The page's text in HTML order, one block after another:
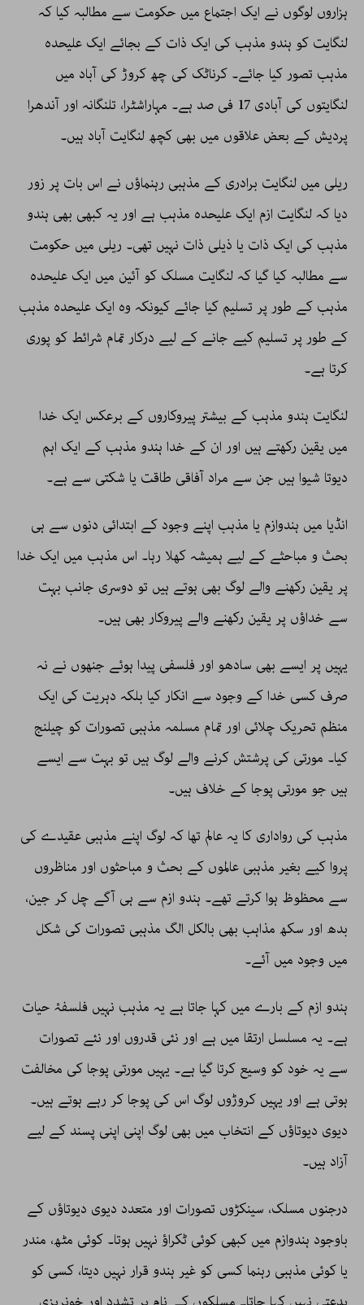
ہزاروں لوگوں نے ایک اجتماع میں حکومت سے مطالبہ کیا کہ
لنگایت کو ہندو مذہب کی ایک ذات کے بجائے ایک علیحدہ
مذہب تصور کیا جائے۔ کرناٹک کی چھ کروڑ کی آباد میں
لنگایتوں کی آبادی 17 فی صد ہے۔ مہاراشٹرا، تلنگانہ اور آندھرا
پردیش کے بعض علاقوں میں بھی کچھ لنگایت آباد ہیں۔
ریلی میں لنگایت برادری کے مذہبی رہنماؤں نے اس بات پر زور
دیا کہ لنگایت ازم ایک علیحدہ مذہب ہے اور یہ کبھی بھی ہندو
مذہب کی ایک ذات یا ذیلی ذات نہیں تھی۔ ریلی میں حکومت
سے مطالبہ کیا گیا کہ لنگایت مسلک کو آئین میں ایک علیحدہ
مذہب کے طور پر تسلیم کیا جائے کیونکہ وہ ایک علیحدہ مذہب
کے طور پر تسلیم کیے جانے کے لیے درکار تمام شرائط کو پوری
کرتا ہے۔
لنگایت ہندو مذہب کے بیشتر پیروکاروں کے برعکس ایک خدا
میں یقین رکھتے ہیں اور ان کے خدا ہندو مذہب کے ایک اہم
دیوتا شیوا ہیں جن سے مراد آفاقی طاقت یا شکتی سے ہے۔
انڈیا میں ہندوازم یا مذہب اپنے وجود کے ابتدائی دنوں سے ہی
بحث و مباحثے کے لیے ہمیشہ کھلا رہا۔ اس مذہب میں ایک خدا
پر یقین رکھنے والے لوگ بھی ہوتے ہیں تو دوسری جانب بہت
سے خداؤں پر یقین رکھنے والے پیروکار بھی ہیں۔
یہیں پر ایسے بھی سادھو اور فلسفی پیدا ہوئے جنھوں نے نہ
صرف کسی خدا کے وجود سے انکار کیا بلکہ دہریت کی ایک
منظم تحریک چلائی اور تمام مسلمہ مذہبی تصورات کو چیلنج
کیا۔ مورتی کی پرشتش کرنے والے لوگ ہیں تو بہت سے ایسے
ہیں جو مورتی پوجا کے خلاف ہیں۔
مذہب کی رواداری کا یہ عالم تھا کہ لوگ اپنے مذہبی عقیدے کی
پروا کیے بغیر مذہبی عالموں کے بحث و مباحثوں اور مناظروں
سے محظوظ ہوا کرتے تھے۔ ہندو ازم سے ہی آگے چل کر جین،
بدھ اور سکھ مذاہب بھی بالکل الگ مذہبی تصورات کی شکل
میں وجود میں آئے۔
ہندو ازم کے بارے میں کہا جاتا ہے یہ مذہب نہیں فلسفۂ حیات
ہے۔ یہ مسلسل ارتقا میں ہے اور نئی قدروں اور نئے تصورات
سے یہ خود کو وسیع کرتا گیا ہے۔ یہیں مورتی پوجا کی مخالفت
ہوتی ہے اور یہیں کروڑوں لوگ اس کی پوجا کر رہے ہوتے ہیں۔
دیوی دیوتاؤں کے انتخاب میں بھی لوگ اپنی اپنی پسند کے لیے
آزاد ہیں۔
درجنوں مسلک، سینکڑوں تصورات اور متعدد دیوی دیوتاؤں کے
باوجود ہندوازم میں کبھی کوئی ٹکراؤ نہیں ہوتا۔ کوئی مٹھ، مندر
یا کوئی مذہبی رہنما کسی کو غیر ہندو قرار نہیں دیتا، کسی کو